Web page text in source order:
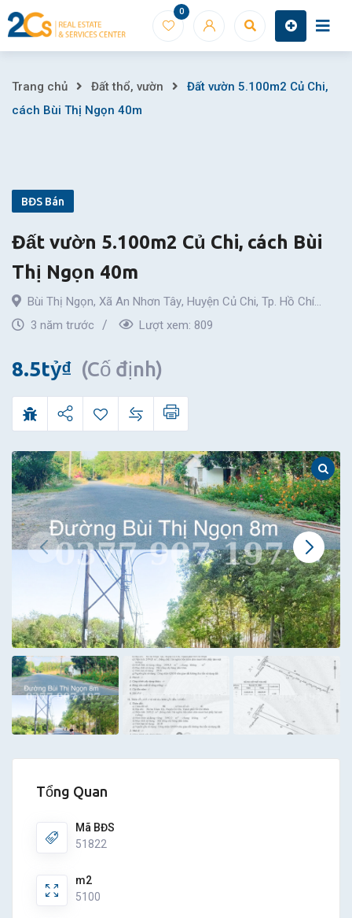
Skip
to
0
Đất
Củ
cách
Bùi
Thị
Ngọn
40m
Trang chủ Đất thổ, vườn
Đất vườn 5.100m2 Củ Chi,
cách Bùi Thị Ngọn 40m
BĐS Bán
Đất vườn 5.100m2 Củ Chi, cách Bùi
Thị Ngọn 40m
Bùi Thị Ngọn, Xã An Nhơn Tây, Huyện Củ Chi, Tp. Hồ Chí
Minh3 năm trước Lượt xem: 809
8.5tỷ₫ (Cố định)
Tổng Quan
Mã BĐS
51822
m2
5100